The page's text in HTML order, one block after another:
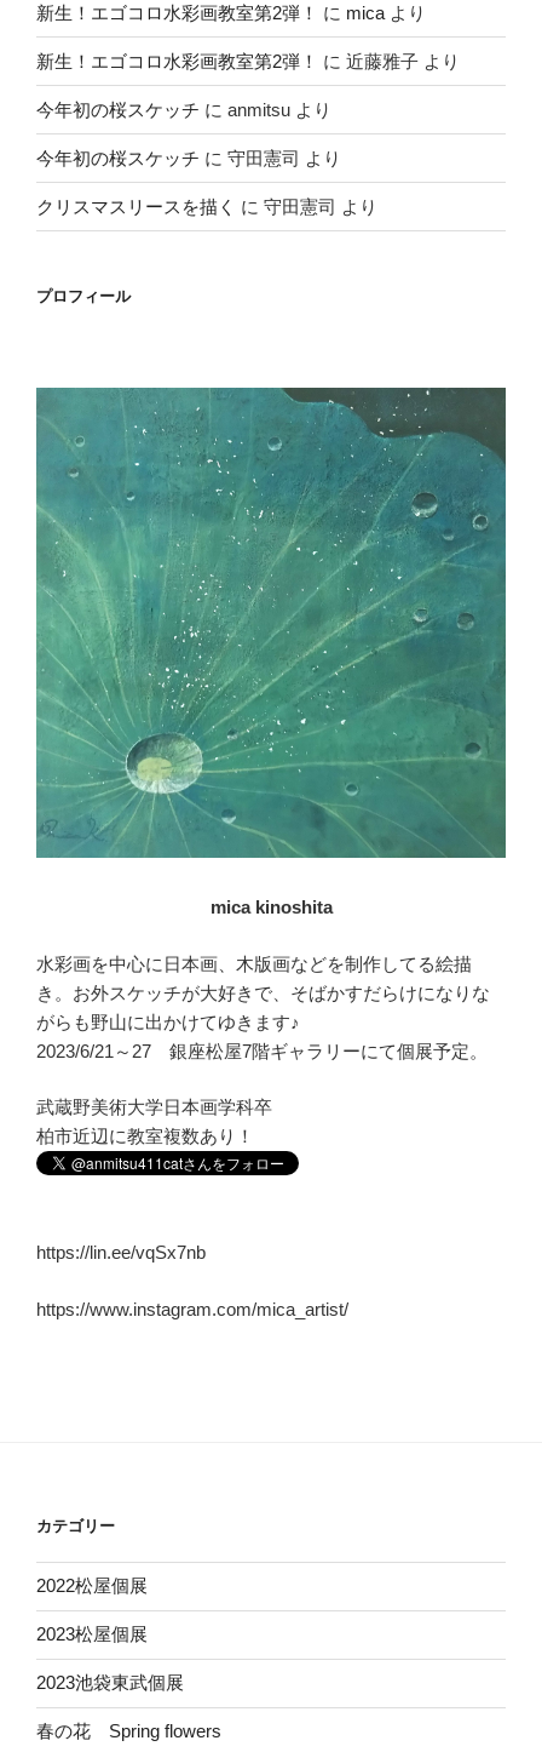
新生！エゴコロ水彩画教室第2弾！ に mica より
新生！エゴコロ水彩画教室第2弾！ に 近藤雅子 より
今年初の桜スケッチ に anmitsu より
今年初の桜スケッチ に 守田憲司 より
クリスマスリースを描く に 守田憲司 より
プロフィール
mica kinoshita
水彩画を中心に日本画、木版画などを制作してる絵描
き。お外スケッチが大好きで、そばかすだらけになりな
がらも野山に出かけてゆきます♪
2023/6/21～27 銀座松屋7階ギャラリーにて個展予定。
武蔵野美術大学日本画学科卒
柏市近辺に教室複数あり！
https://lin.ee/vqSx7nb
https://www.instagram.com/mica_artist/
カテゴリー
2022松屋個展
2023松屋個展
2023池袋東武個展
春の花 Spring flowers